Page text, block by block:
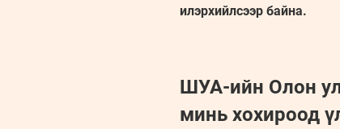
илэрхийлсээр байна.
ШУА-ийн Олон
минь хохироод